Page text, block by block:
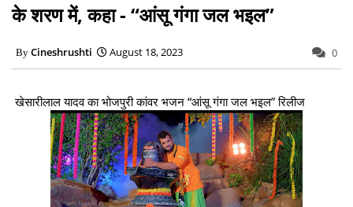
के शरण में, कहा - “आंसू गंगा जल भइल”
Cineshrushti August 18, 2023 0
खेसारीलाल यादव का भोजपुरी कांवर भजन “आंसू गंगा जल भइल” रिलीज